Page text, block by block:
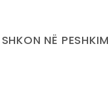
NË